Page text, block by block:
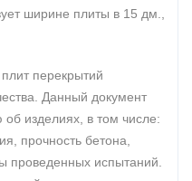
ширине плиты в 15 дм.,
перекрытий
Данный документ
изделиях, в том числе:
прочность бетона,
проведенных испытаний.